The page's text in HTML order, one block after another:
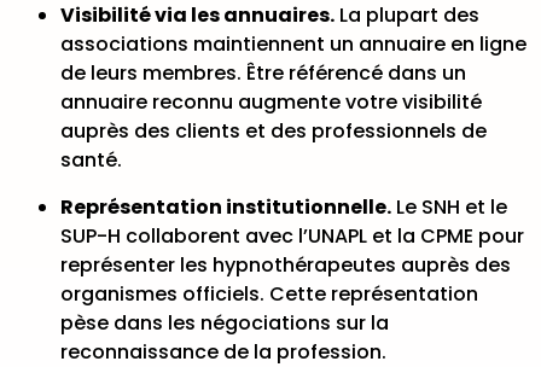
Visibilité via les annuaires. La plupart des
associations maintiennent un annuaire en ligne
de leurs membres. Être référencé dans un
annuaire reconnu augmente votre visibilité
auprès des clients et des professionnels de
santé.
Représentation institutionnelle. Le SNH et le
SUP-H collaborent avec l’UNAPL et la CPME pour
représenter les hypnothérapeutes auprès des
organismes officiels. Cette représentation
pèse dans les négociations sur la
reconnaissance de la profession.